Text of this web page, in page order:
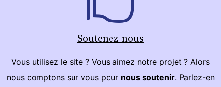
Soutenez-nous
Vous utilisez le site ? Vous aimez notre projet ? Alors
nous comptons sur vous pour nous soutenir. Parlez-en